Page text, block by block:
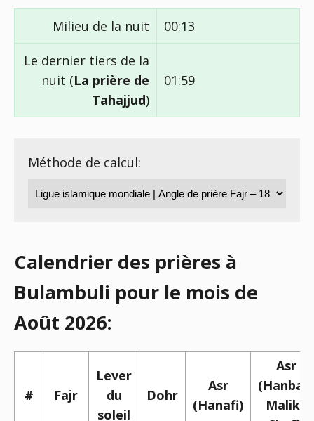
Milieu de la nuit 00:13
Le dernier tiers de la
nuit (La prière de
Tahajjud)
01:59
Méthode de calcul:
Calendrier des prières à
Bulambuli pour le mois de
Août 2026:
# Fajr
Lever
du
soleil
Dohr
Asr
(Hanafi)
Asr
(Hanbali,
Maliki,